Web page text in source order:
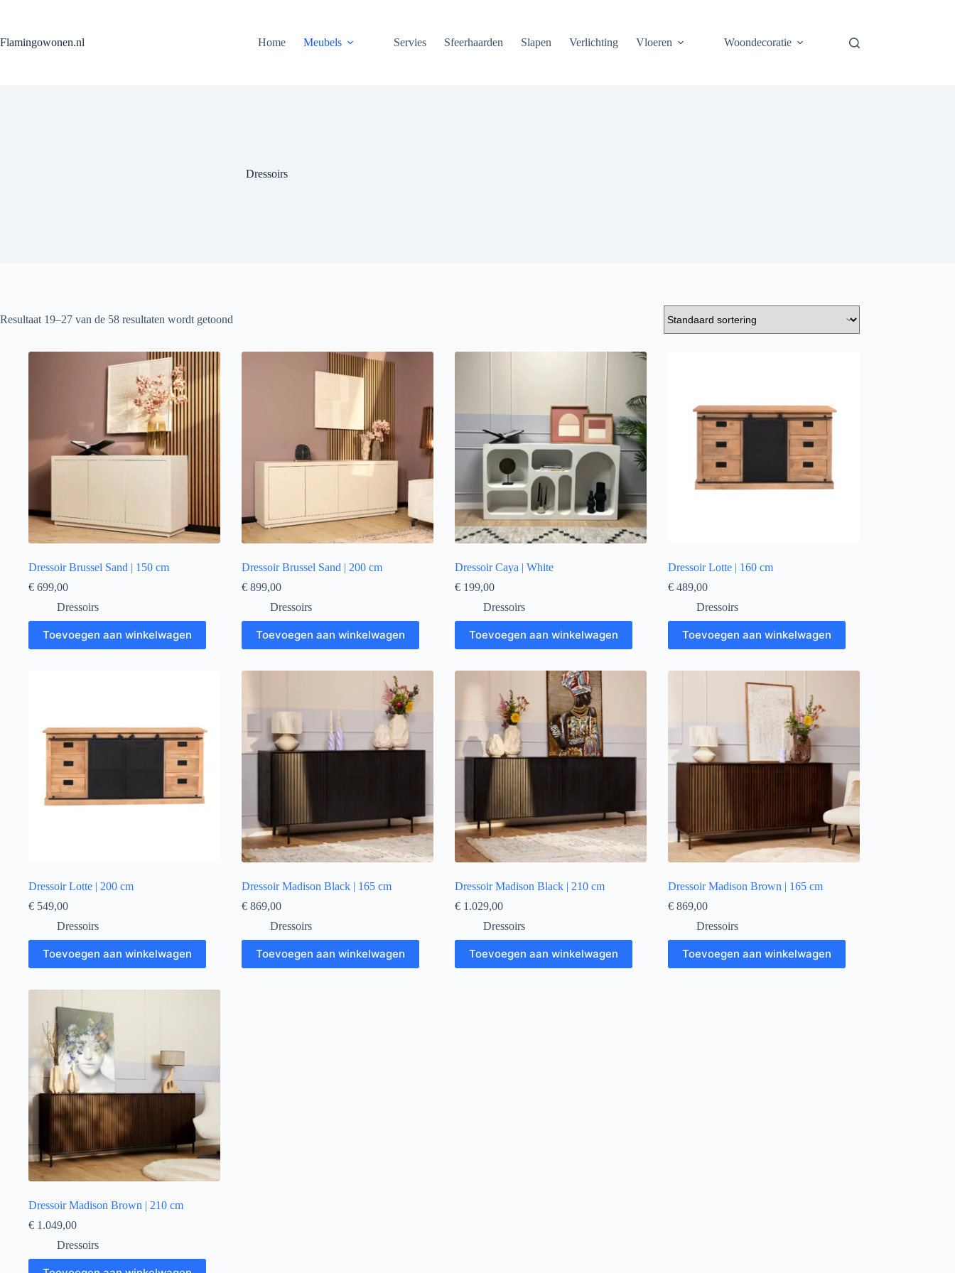
Flamingowonen.nl Home Meubels Servies Sfeerhaarden Slapen Verlichting Vloeren Woondecoratie
Dressoirs
Resultaat 19–27 van de 58 resultaten wordt getoond
Dressoir Brussel Sand | 150 cm
€ 699,00
Dressoirs
Toevoegen aan winkelwagen
Dressoir Brussel Sand | 200 cm
€899,00
Dressoirs
Toevoegen aan winkelwagen
Dressoir Caya | White
€199,00
Dressoirs
Toevoegen aan winkelwagen
Dressoir Lotte | 160 cm
€489,00
Dressoirs
Toevoegen aan winkelwagen
Dressoir Lotte | 200 cm
€ 549,00
Dressoirs
Toevoegen aan winkelwagen
Dressoir Madison Black | 165 cm
€869,00
Dressoirs
Toevoegen aan winkelwagen
Dressoir Madison Black | 210 cm
€1.029,00
Dressoirs
Toevoegen aan winkelwagen
Dressoir Madison Brown | 165 cm
€869,00
Dressoirs
Toevoegen aan winkelwagen
Dressoir Madison Brown | 210 cm
€ 1.049,00
Dressoirs